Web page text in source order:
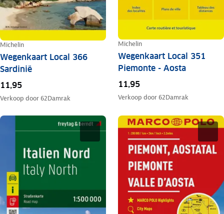
Michelin
Wegenkaart Local 366
Sardinië
11,95
Verkoop door 62Damrak
Michelin
Wegenkaart Local 351
Piemonte - Aosta
11,95
Verkoop door 62Damrak